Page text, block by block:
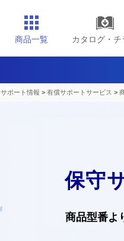
商品一覧 カタログ・チ
サポート情報 > 有償サポートサービス >
保守
商品型番よ